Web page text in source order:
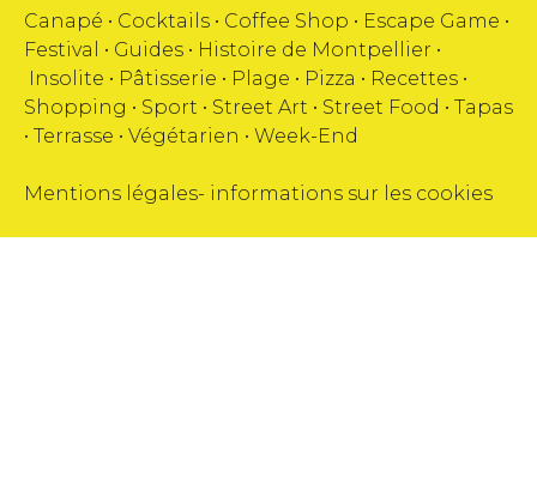
Canapé • Cocktails • Coffee Shop • Escape Game •
Festival
• Guides • Histoire de Montpellier •
Insolite • Pâtisserie • Plage • Pizza • Recettes •
Shopping • Sport • Street Art • Street Food • Tapas
• Terrasse • Végétarien • Week-End
Mentions légales- informations sur les cookies